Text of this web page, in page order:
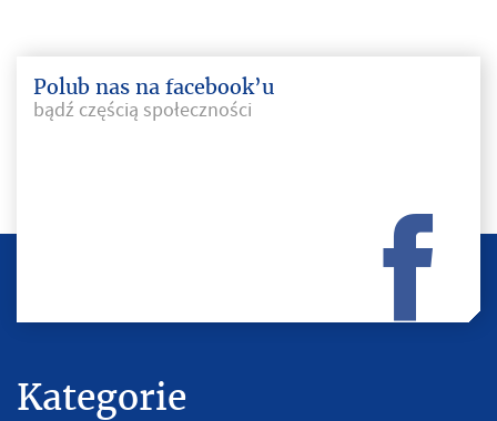
Polub nas na facebook’u
bądź częścią społeczności
Kategorie